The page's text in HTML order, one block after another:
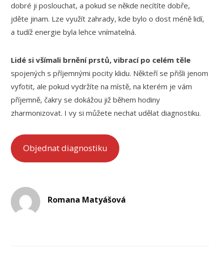
dobré ji poslouchat, a pokud se někde necítíte dobře,
jděte jinam. Lze využít zahrady, kde bylo o dost méně lidí,
a tudíž energie byla lehce vnímatelná.
Lidé si všímali brnění prstů, vibrací po celém těle
spojených s příjemnými pocity klidu. Někteří se přišli jenom
vyfotit, ale pokud vydržíte na místě, na kterém je vám
příjemně, čakry se dokážou již během hodiny
zharmonizovat. I vy si můžete nechat udělat diagnostiku.
Objednat diagnostiku
Romana Matyášová